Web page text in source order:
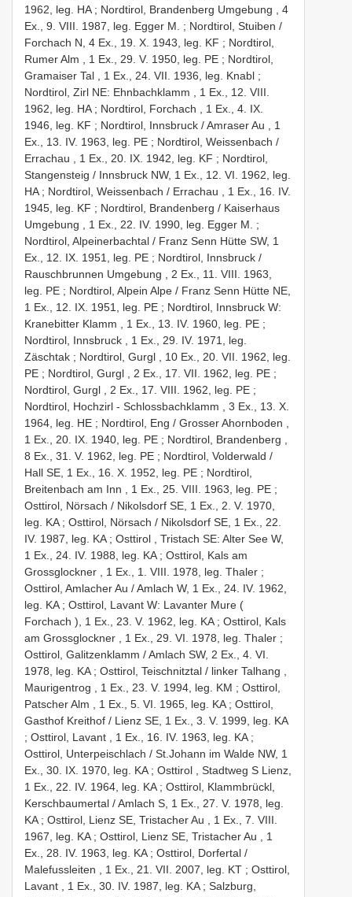
1962, leg. HA; Nordtirol, Brandenberg Umgebung , 4
Ex., 9. VIII. 1987, leg. Egger M.
; Nordtirol, Stuiben /
Forchach N, 4 Ex., 19. X. 1943, leg. KF ; Nordtirol,
Rumer Alm , 1 Ex., 29. V. 1950, leg. PE ; Nordtirol,
Gramaiser Tal , 1 Ex., 24. VII. 1936, leg. Knabl ;
Nordtirol, Zirl NE: Ehnbachklamm , 1 Ex., 12. VIII.
1962, leg. HA; Nordtirol, Forchach , 1 Ex., 4. IX.
1946, leg. KF ; Nordtirol, Innsbruck / Amraser Au , 1
Ex., 13. IV. 1963, leg. PE ; Nordtirol, Weissenbach /
Errachau , 1 Ex., 20. IX. 1942, leg. KF ; Nordtirol,
Stangensteig / Innsbruck NW, 1 Ex., 12. VI. 1962, leg.
HA; Nordtirol, Weissenbach / Errachau , 1 Ex., 16. IV.
1945, leg. KF ; Nordtirol, Brandenberg / Kaiserhaus
Umgebung , 1 Ex., 22. IV. 1990, leg. Egger M.
;
Nordtirol, Alpeinerbachtal / Franz Senn Hütte SW, 1
Ex., 12. IX. 1951, leg. PE ; Nordtirol, Innsbruck /
Rauschbrunnen Umgebung , 2 Ex., 11. VIII. 1963,
leg. PE ; Nordtirol, Alpein Alpe / Franz Senn Hütte NE,
1 Ex., 12. IX. 1951, leg. PE ; Nordtirol, Innsbruck W:
Kranebitter Klamm , 1 Ex., 13. IV. 1960, leg. PE ;
Nordtirol, Innsbruck , 1 Ex., 29. IV. 1971, leg.
Zäschtak ; Nordtirol, Gurgl , 10 Ex., 20. VII. 1962, leg.
PE ; Nordtirol, Gurgl , 2 Ex., 17. VII. 1962, leg. PE ;
Nordtirol, Gurgl , 2 Ex., 17. VIII. 1962, leg. PE ;
Nordtirol, Hochzirl - Schlossbachklamm , 3 Ex., 13. X.
1964, leg. HE ; Nordtirol, Eng / Grosser Ahornboden ,
1 Ex., 20. IX. 1940, leg. PE ; Nordtirol, Brandenberg ,
8 Ex., 31. V. 1962, leg. PE ; Nordtirol, Volderwald /
Hall SE, 1 Ex., 16. X. 1952, leg. PE ; Nordtirol,
Breitenbach am Inn , 1 Ex., 25. VIII. 1963, leg. PE ;
Osttirol, Nörsach / Nikolsdorf SE, 1 Ex., 2. V. 1970,
leg. KA; Osttirol, Nörsach / Nikolsdorf SE, 1 Ex., 22.
IV. 1987, leg. KA; Osttirol , Tristach SE: Alter See W,
1 Ex., 24. IV. 1988, leg. KA; Osttirol, Kals am
Grossglockner , 1 Ex., 1. VIII. 1978, leg. Thaler ;
Osttirol, Amlacher Au / Amlach W, 1 Ex., 24. IV. 1962,
leg. KA; Osttirol, Lavant W: Lavanter Mure (
Forchach ), 1 Ex., 23. V. 1962, leg. KA; Osttirol, Kals
am Grossglockner , 1 Ex., 29. VI. 1978, leg. Thaler ;
Osttirol, Galitzenklamm / Amlach SW, 2 Ex., 4. VI.
1978, leg. KA; Osttirol, Teischnitztal / linker Talhang ,
Maurigentrog , 1 Ex., 23. V. 1994, leg. KM ; Osttirol,
Patscher Alm , 1 Ex., 5. VI. 1965, leg. KA; Osttirol,
Gasthof Kreithof / Lienz SE, 1 Ex., 3. V. 1999, leg. KA
; Osttirol, Lavant , 1 Ex., 16. IV. 1963, leg. KA;
Osttirol, Unterpeischlach / St.Johann im Walde NW, 1
Ex., 30. IX. 1970, leg. KA; Osttirol , Stadtweg S Lienz,
1 Ex., 22. IV. 1964, leg. KA; Osttirol, Klammbrückl,
Kerschbaumertal / Amlach S, 1 Ex., 27. V. 1978, leg.
KA; Osttirol, Lienz SE, Tristacher Au , 1 Ex., 7. VIII.
1967, leg. KA; Osttirol, Lienz SE, Tristacher Au , 1
Ex., 28. IV. 1963, leg. KA; Osttirol, Dorfertal /
Malefussleiten , 1 Ex., 21. VII. 2007, leg. KT ; Osttirol,
Lavant , 1 Ex., 30. IV. 1987, leg. KA; Salzburg,